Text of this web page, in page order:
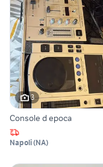
3
Console d epoca
Napoli(NA)